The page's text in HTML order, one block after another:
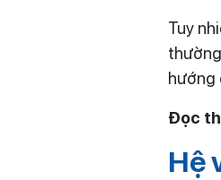
Tuy
hướng
Đọc
Hệ